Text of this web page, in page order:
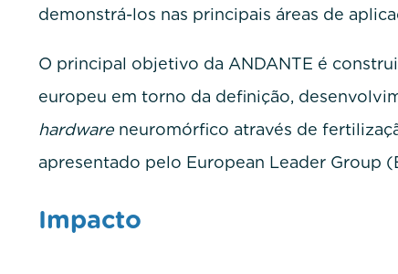
demonstrá-los nas principais áreas de
O principal objetivo da ANDANTE é
europeu em torno da definição,
hardwareneuromórfico através de
apresentado pelo European Leader Group
Impacto